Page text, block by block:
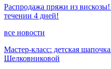
Распродажа пряжи из
течении 4 дней!
все новости
Мастер-класс: детская
Шелковниковой